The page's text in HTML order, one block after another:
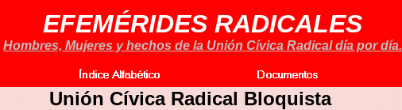
EFEMÉRIDES RADICALES
Hombres, Mujeres y hechos de la Unión Cívica Radical día por día.
Unión Cívica Radical Bloquista